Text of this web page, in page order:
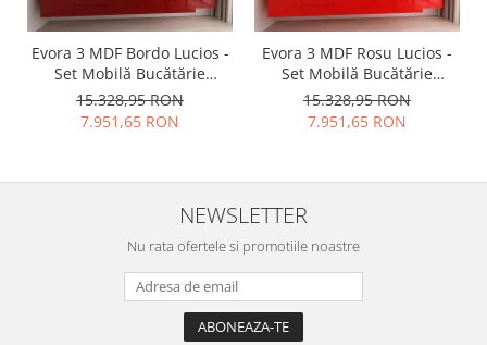
Evora 3 MDF Bordo Lucios -
Set Mobilă Bucătărie
Modulară Modernă MDF
3.6m Premium
Configurabilă Deschidere
Personalizabil - Hulgo
Mobili
15.328,95 RON
7.951,65 RON
Evora 3 MDF Rosu Lucios -
Set Mobilă Bucătărie
Modulară Modernă MDF
3.6m Premium
Configurabilă Deschidere
Personalizabil - Hulgo
Mobili
15.328,95 RON
7.951,65 RON
NEWSLETTER
Nu rata ofertele si promotiile noastre